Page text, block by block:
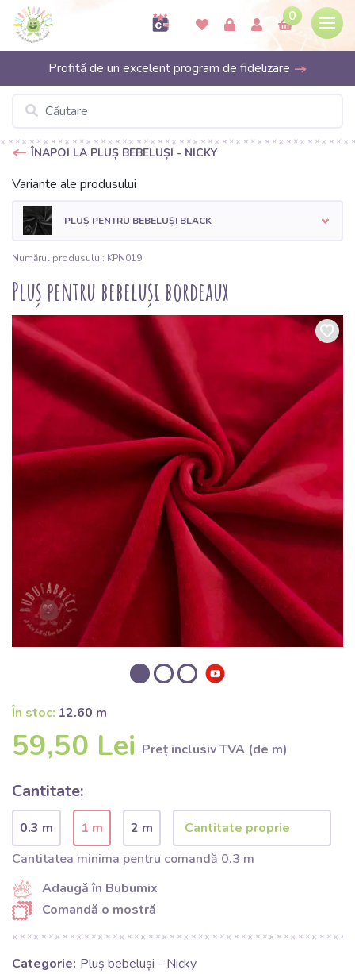
0
Profită de un excelent program de fidelizare
ÎNAPOI LA PLUȘ BEBELUȘI - NICKY
Variante ale produsului
PLUȘ PENTRU BEBELUȘI BLACK
Numărul produsului: KPN019
Pluș pentru bebeluși bordeaux
În stoc: 12.60 m
59,50 Lei Preț inclusiv TVA (de m)
Cantitate:
0.3 m 1 m
2 m
Cantitatea minima pentru comandă 0.3 m
Adaugă în Bubumix
Comandă o mostră
Categorie: Pluș bebeluși - Nicky